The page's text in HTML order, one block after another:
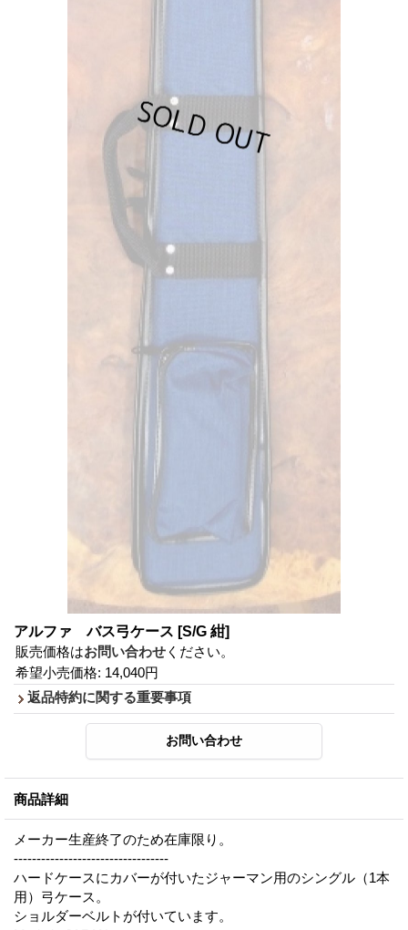
アルファ バス弓ケース [S/G 紺]
販売価格はお問い合わせ ください。
希望小売価格: 14,040円
返品特約に関する重要事項
商品詳細
メーカー生産終了のため在庫限り。
----------------------------------
ハードケースにカバーが付いたジャーマン用のシングル（1本
用）弓ケース。
ショルダーベルトが付いています。